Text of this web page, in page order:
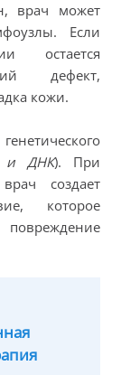
врач может
Если
остается
дефект,
кожи.
и ДНК). При
создает
которое